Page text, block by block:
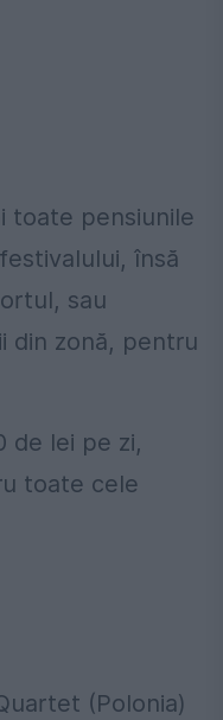
toate pensiunile
însă
sau
din zonă, pentru
de lei pe zi,
toate cele
(Polonia)